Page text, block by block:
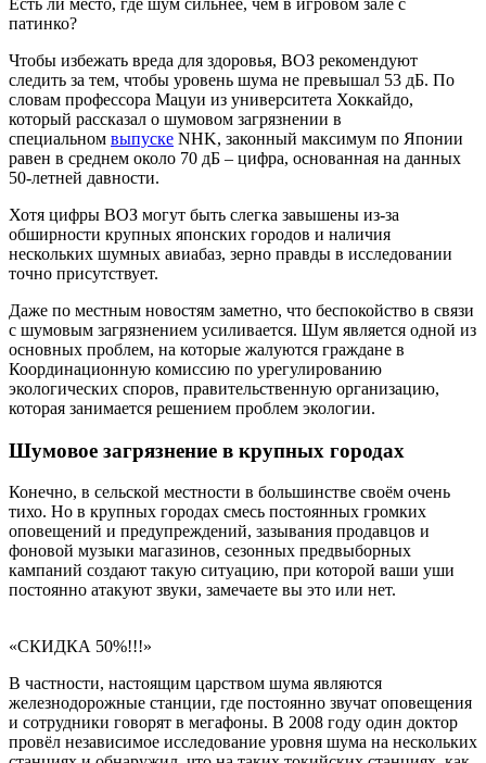
патинко?
Чтобы избежать вреда для здоровья, ВОЗ рекомендуют
следить за тем, чтобы уровень шума не превышал 53 дБ. По
словам профессора Мацуи из университета Хоккайдо,
который рассказал о шумовом загрязнении в
специальном выпуске NHK, законный максимум по Японии
равен в среднем около 70 дБ – цифра, основанная на данных
50-летней давности.
Хотя цифры ВОЗ могут быть слегка завышены из-за
обширности крупных японских городов и наличия
нескольких шумных авиабаз, зерно правды в исследовании
точно присутствует.
Даже по местным новостям заметно, что беспокойство в связи
с шумовым загрязнением усиливается. Шум является одной из
основных проблем, на которые жалуются граждане в
Координационную комиссию по урегулированию
экологических споров, правительственную организацию,
которая занимается решением проблем экологии.
Шумовое загрязнение в крупных городах
Конечно, в сельской местности в большинстве своём очень
тихо. Но в крупных городах смесь постоянных громких
оповещений и предупреждений, зазывания продавцов и
фоновой музыки магазинов, сезонных предвыборных
кампаний создают такую ситуацию, при которой ваши уши
постоянно атакуют звуки, замечаете вы это или нет.
«СКИДКА 50%!!!»
В частности, настоящим царством шума являются
железнодорожные станции, где постоянно звучат оповещения
и сотрудники говорят в мегафоны. В 2008 году один доктор
провёл независимое исследование уровня шума на нескольких